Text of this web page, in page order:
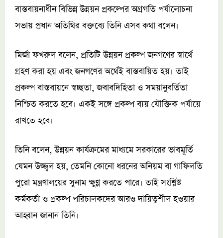
বাস্তবায়নাধীন বিভিন্ন উন্নয়ন প্রকল্পের অগ্রগতি পর্যালোচনা
সভায় প্রধান অতিথির বক্তব্যে তিনি এসব কথা বলেন।
মির্জা ফখরুল বলেন, প্রতিটি উন্নয়ন প্রকল্প জনগণের স্বার্থে
গ্রহণ করা হয় এবং জনগণের অর্থেই বাস্তবায়িত হয়। তাই
প্রকল্প বাস্তবায়নে স্বচ্ছতা, জবাবদিহিতা ও সময়ানুবর্তিতা
নিশ্চিত করতে হবে। একই সঙ্গে প্রকল্প ব্যয় যৌক্তিক পর্যায়ে
রাখতে হবে।
তিনি বলেন, উন্নয়ন কার্যক্রমের মাধ্যমে সরকারের ভাবমূর্তি
যেমন উজ্জ্বল হয়, তেমনি কোনো ধরনের অনিয়ম বা গাফিলতি
পুরো মন্ত্রণালয়ের সুনাম ক্ষুণ্ণ করতে পারে। তাই সংশ্লিষ্ট
কর্মকর্তা ও প্রকল্প পরিচালকদের আরও দায়িত্বশীল হওয়ার
আহ্বান জানান তিনি।